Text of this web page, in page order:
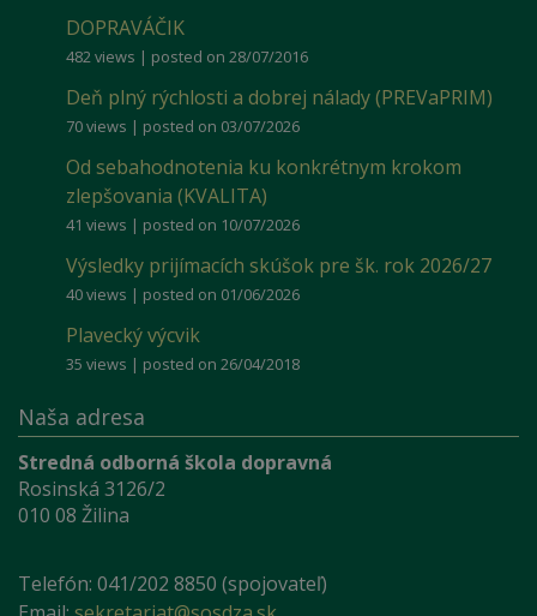
DOPRAVÁČIK
482 views | posted on 28/07/2016
Deň plný rýchlosti a dobrej nálady (PREVaPRIM)
70 views | posted on 03/07/2026
Od sebahodnotenia ku konkrétnym krokom
zlepšovania (KVALITA)
41 views | posted on 10/07/2026
Výsledky prijímacích skúšok pre šk. rok 2026/27
40 views | posted on 01/06/2026
Plavecký výcvik
35 views | posted on 26/04/2018
Naša adresa
Stredná odborná škola dopravná
Rosinská 3126/2
010 08 Žilina
Telefón: 041/202 8850 (spojovateľ)